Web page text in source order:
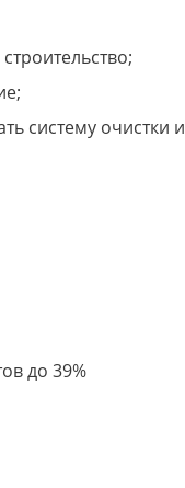
систему очистки
до 39%